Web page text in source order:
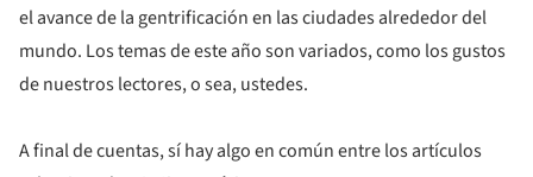
el avance de la gentrificación en las ciudades alrededor del
mundo. Los temas de este año son variados, como los gustos
de nuestros lectores, o sea, ustedes.
A final de cuentas, sí hay algo en común entre los artículos